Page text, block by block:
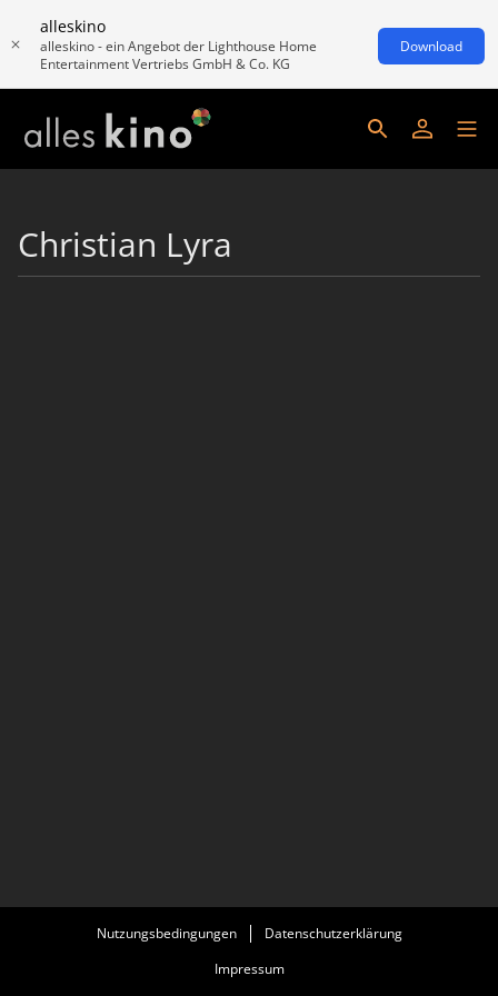
alleskino
alleskino - ein Angebot der Lighthouse Home
Entertainment Vertriebs GmbH & Co. KG
Download
Christian Lyra
Nutzungsbedingungen
Datenschutzerklärung
Impressum